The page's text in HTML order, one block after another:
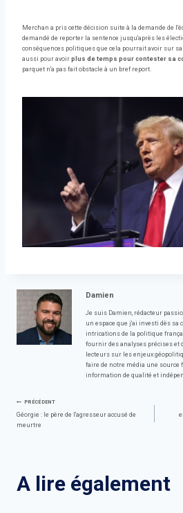
Merchan a pris cette décision suite à la demande de
demandé de reporter la sentence jusqu'après les
conséquences politiques que cela pourrait avoir sur
aussi pour avoir plus de temps pour contester sa
parquet n'a pas fait obstacle à un bref report.
Damien
Je suis Damien, rédacteur
un espace que j'ai investi dès sa
intrications de la politique
fournir des analyses précises et
lecteurs sur les enjeux
faire de notre média une source
information de qualité et
Navigation
PRÉCÉDENT
Géorgie : le père de l'agresseur accusé de
meurtre
A lire également